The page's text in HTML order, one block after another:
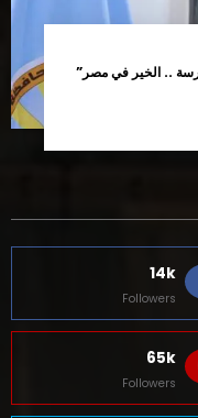
.. الخير في مصر”
14k
Followers
65k
Followers